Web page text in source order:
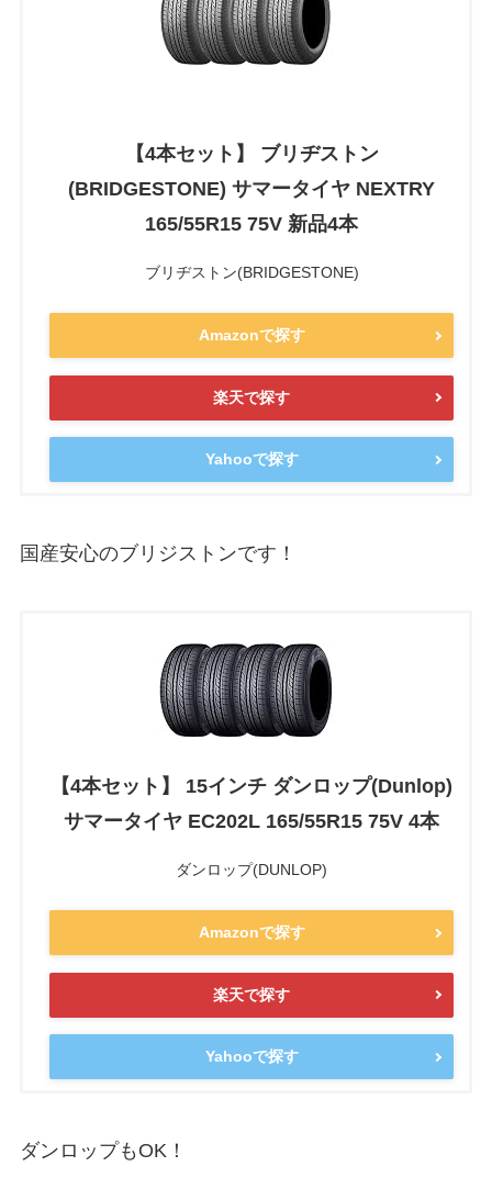
【4本セット】 ブリヂストン
(BRIDGESTONE) サマータイヤ NEXTRY
165/55R15 75V 新品4本
ブリヂストン(BRIDGESTONE)
Amazonで探す
楽天で探す
Yahooで探す
国産安心のブリジストンです！
【4本セット】 15インチ ダンロップ(Dunlop)
サマータイヤ EC202L 165/55R15 75V 4本
ダンロップ(DUNLOP)
Amazonで探す
楽天で探す
Yahooで探す
ダンロップもOK！